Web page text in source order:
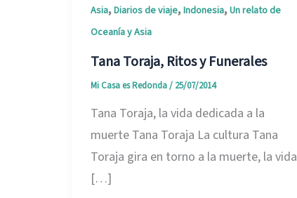
Asia,Diarios de viaje,Indonesia,Un relato de
Oceanía y Asia
Tana Toraja, Ritos y Funerales
Mi Casa es Redonda/ 25/07/2014
Tana Toraja, la vida dedicada a la
muerte Tana Toraja La cultura Tana
Toraja gira en torno a la muerte, la vida
[…]